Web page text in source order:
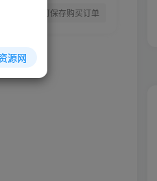
更省钱，可保存购买订单
源网